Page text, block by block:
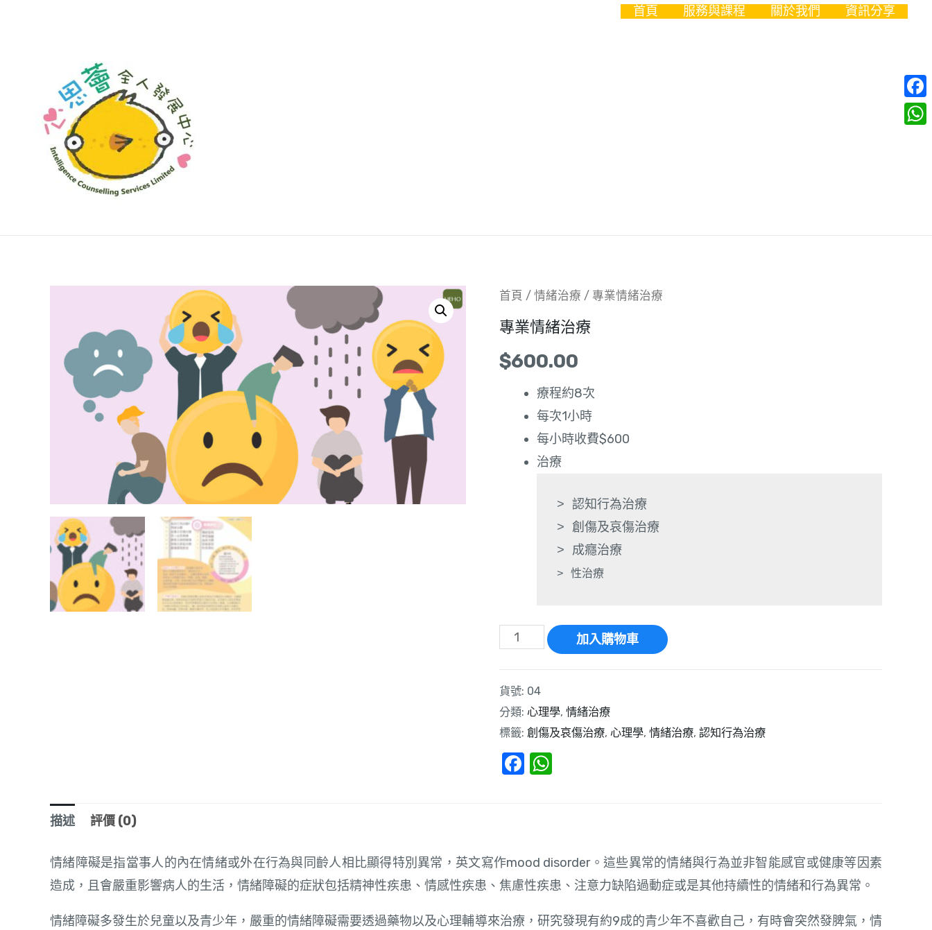
首頁 服務與課程 關於我們 資訊分享
首頁 / 情緒治療 / 專業情緒治療
專業情緒治療
$600.00
療程約8次
每次1小時
每小時收費$600
治療
> 認知行為治療
> 創傷及哀傷治療
> 成癮治療
> 性治療
加入購物車
貨號: 04
分類: 心理學, 情緒治療
標籤: 創傷及哀傷治療, 心理學, 情緒治療, 認知行為治療
Facebook
描述 評價 (0)
情緒障礙是指當事人的內在情緒或外在行為與同齡人相比顯得特別異常，英文寫作mood disorder。這些異常的情緒與行為並非智能感官或健康等因素
造成，且會嚴重影響病人的生活，情緒障礙的症狀包括精神性疾患、情感性疾患、焦慮性疾患、注意力缺陷過動症或是其他持續性的情緒和行為異常。
情緒障礙多發生於兒童以及青少年，嚴重的情緒障礙需要透過藥物以及心理輔導來治療，研究發現有約9成的青少年不喜歡自己，有時會突然發脾氣，情